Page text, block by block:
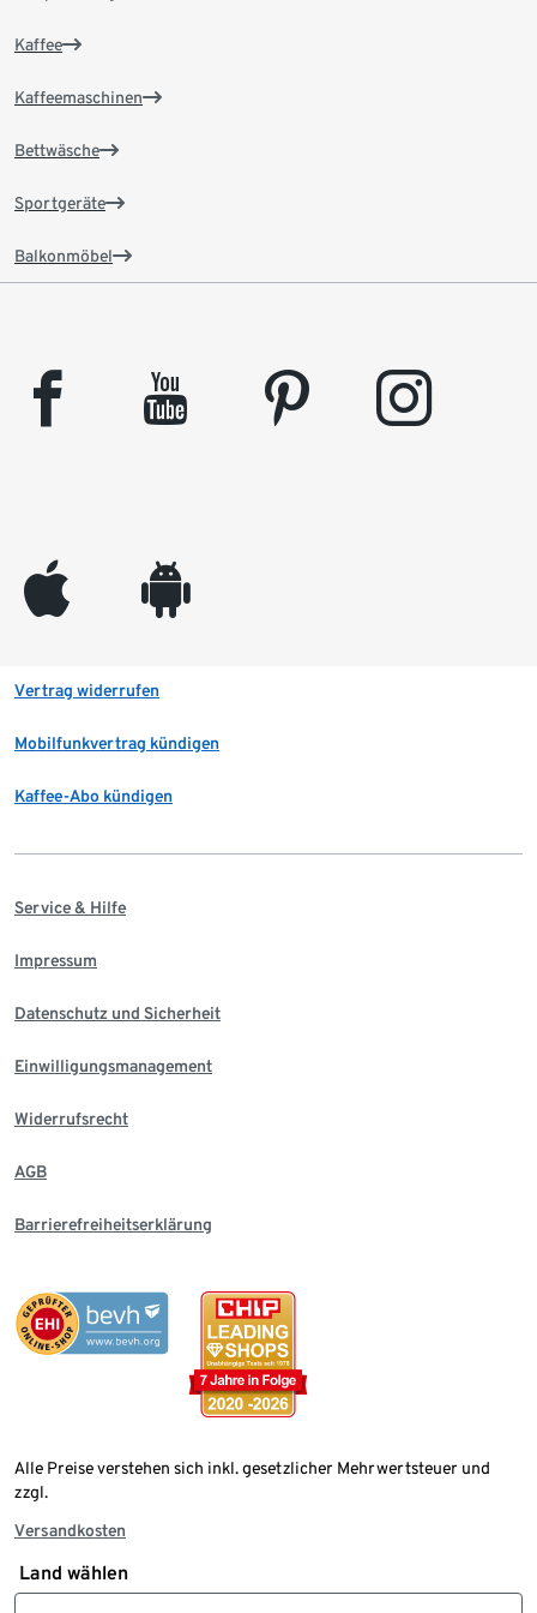
Kaffee
Kaffeemaschinen
Bettwäsche
Sportgeräte
Balkonmöbel
facebook youtube pinterest instagram
appleinc android
Vertrag widerrufen
Mobilfunkvertrag kündigen
Kaffee-Abo kündigen
Service & Hilfe
Impressum
Datenschutz und Sicherheit
Einwilligungsmanagement
Widerrufsrecht
AGB
Barrierefreiheitserklärung
Alle Preise verstehen sich inkl. gesetzlicher Mehrwertsteuer und
zzgl.
Versandkosten
Land wählen